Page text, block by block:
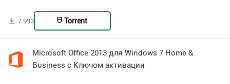
7 993 Torrent
Microsoft Office 2013 для Windows 7 Home &
Business с Ключом активации